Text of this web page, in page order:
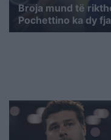
Broja mund të
Pochettino ka dy